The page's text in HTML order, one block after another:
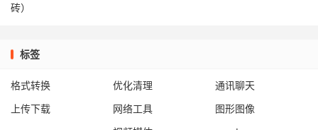
砖）
标签
格式转换 优化清理
通讯聊天
上传下载
网络工具
图形图像